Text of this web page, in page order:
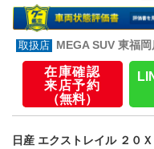
MEGA SUV 東福岡
在庫確認
来店予約
（無料）
日産 エクストレイル ２０